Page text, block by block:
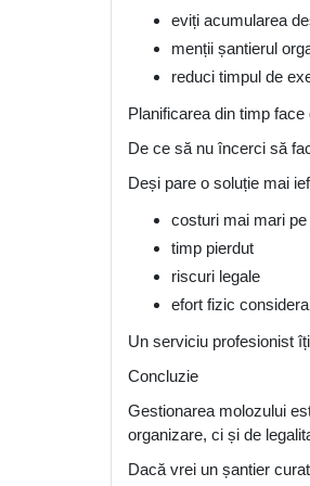
eviți acumularea
menții șantierul
reduci timpul de
Planificarea din timp
De ce să nu încerci să
Deși pare o soluție mai
costuri mai mari
timp pierdut
riscuri legale
efort fizic
Un serviciu profesionist
Concluzie
Gestionarea molozului
organizare, ci și de
Dacă vrei un șantier